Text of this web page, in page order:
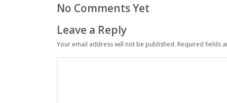
No Comments Yet
Leave a Reply
Your email address will not be published. Required fields